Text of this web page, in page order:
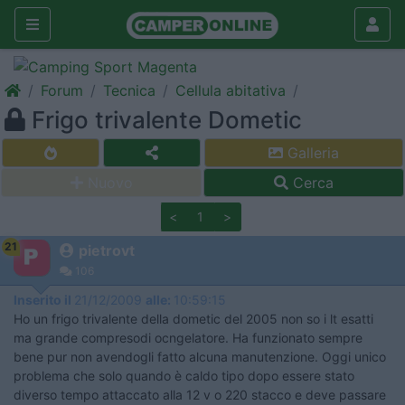
Forum Tecnica Cellula abitativa
Frigo trivalente Dometic
Galleria
Cerca
< 1 >
21 pietrovt
106
Inserito il 21/12/2009 alle: 10:59:15
Ho un frigo trivalente della dometic del 2005 non so i lt esatti
ma grande compresodi ocngelatore. Ha funzionato sempre
bene pur non avendogli fatto alcuna manutenzione. Oggi unico
problema che solo quando è caldo tipo dopo essere stato
diverso tempo attaccato alla 12 v o 220 stacco e deve passare